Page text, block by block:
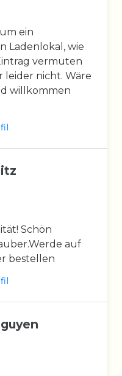
ein
Ladenlokal, wie
vermuten
leider nicht. Wäre
willkommen
Schön
auf
bestellen